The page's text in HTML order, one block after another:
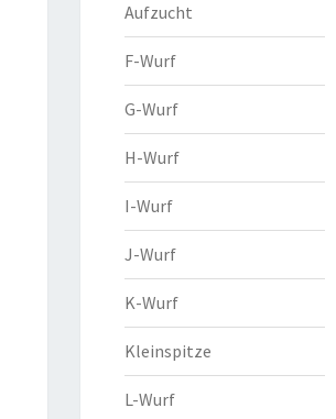
Aufzucht
F-Wurf
G-Wurf
H-Wurf
I-Wurf
J-Wurf
K-Wurf
Kleinspitze
L-Wurf